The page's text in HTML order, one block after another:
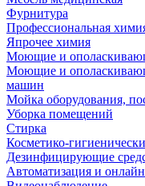
Фурнитура
Профессиональная
Япрочее химия
Моющие и
Моющие и
машин
Мойка оборудования,
Уборка помещений
Стирка
Косметико-
Дезинфицирующие
Автоматизация и